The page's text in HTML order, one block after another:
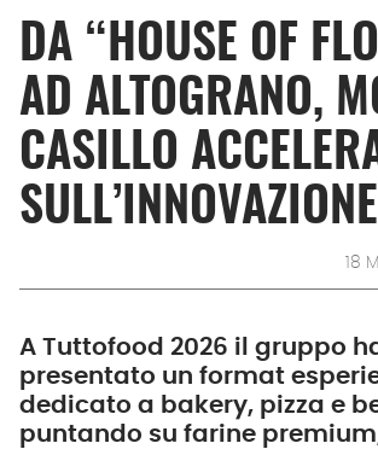
DA “HOUSE OF
AD ALTOGRANO,
CASILLO
SULL’INNOVAZIONE
18
A Tuttofood 2026 il gruppo
presentato un format
dedicato a bakery, pizza e
puntando su farine